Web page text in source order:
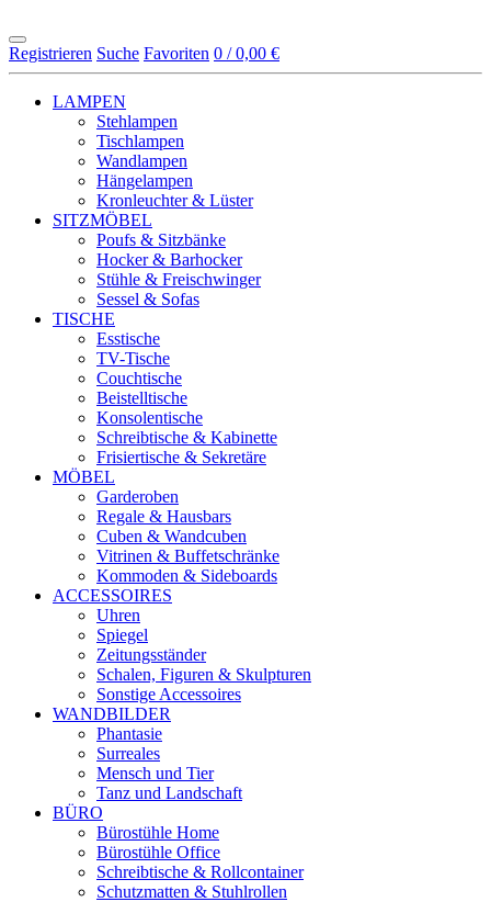
Registrieren Suche Favoriten 0 / 0,00 €
LAMPEN
Stehlampen
Tischlampen
Wandlampen
Hängelampen
Kronleuchter & Lüster
SITZMÖBEL
Poufs & Sitzbänke
Hocker & Barhocker
Stühle & Freischwinger
Sessel & Sofas
TISCHE
Esstische
TV-Tische
Couchtische
Beistelltische
Konsolentische
Schreibtische & Kabinette
Frisiertische & Sekretäre
MÖBEL
Garderoben
Regale & Hausbars
Cuben & Wandcuben
Vitrinen & Buffetschränke
Kommoden & Sideboards
ACCESSOIRES
Uhren
Spiegel
Zeitungsständer
Schalen, Figuren & Skulpturen
Sonstige Accessoires
WANDBILDER
Phantasie
Surreales
Mensch und Tier
Tanz und Landschaft
BÜRO
Bürostühle Home
Bürostühle Office
Schreibtische & Rollcontainer
Schutzmatten & Stuhlrollen